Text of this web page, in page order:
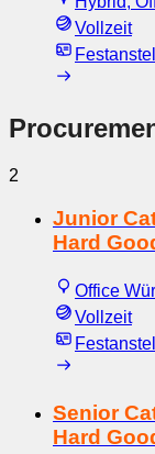
Vollzeit
2
Junior
Hard
Office
Vollzeit
Senior
Hard